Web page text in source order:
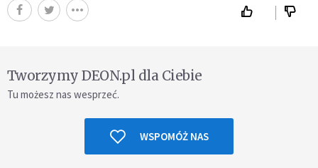
Tworzymy DEON.pl dla Ciebie
Tu możesz nas wesprzeć.
WSPOMÓŻ NAS